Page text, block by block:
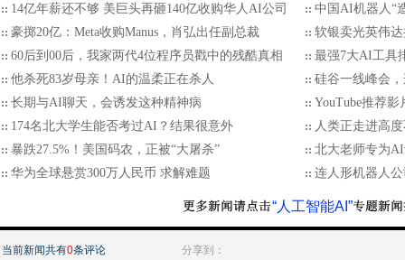
14亿年薪还不够 美巨头再砸140亿收购华人AI公司
中国AI机器人“
豪掷20亿：Meta收购Manus，肖弘出任副总裁
软银卖光英伟
60后到00后，我家两代4位程序员戳中的残酷真相
最强7大AI工具
他杀死83岁母亲！AI的温柔正在杀人
硅谷一线峰会
长期与AI聊天，会诱发这种精神病
YouTube推荐影
174名北大学生能否考过AI？结果很意外
人类正走进高
暴跌27.5%！美国码农，正被“大屠杀”
北大老师专为
华为全球悬赏300万人民币 求解难题
连人形机器人
“人工智能AI”
当前新闻共有0条评论 分享到：